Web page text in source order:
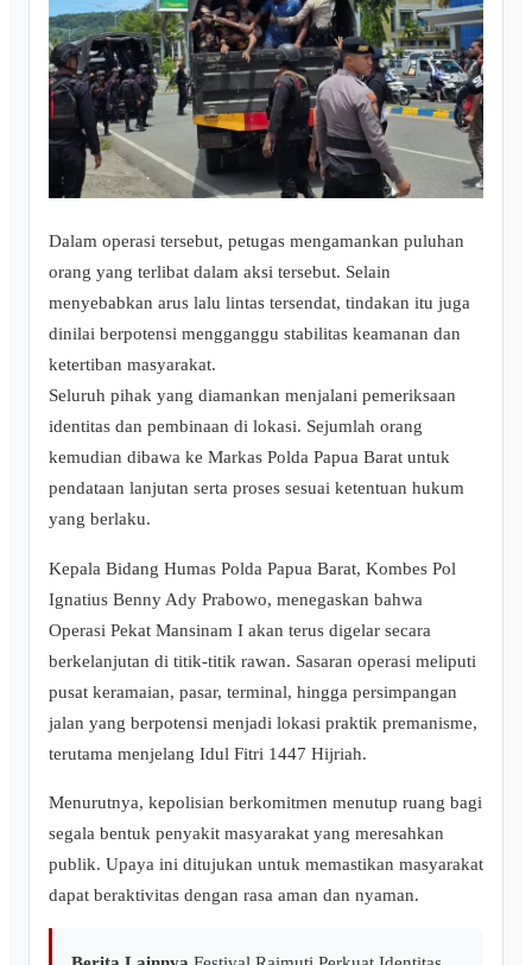
Dalam operasi tersebut, petugas mengamankan puluhan
orang yang terlibat dalam aksi tersebut. Selain
menyebabkan arus lalu lintas tersendat, tindakan itu juga
dinilai berpotensi mengganggu stabilitas keamanan dan
ketertiban masyarakat.
Seluruh pihak yang diamankan menjalani pemeriksaan
identitas dan pembinaan di lokasi. Sejumlah orang
kemudian dibawa ke Markas Polda Papua Barat untuk
pendataan lanjutan serta proses sesuai ketentuan hukum
yang berlaku.
Kepala Bidang Humas Polda Papua Barat, Kombes Pol
Ignatius Benny Ady Prabowo, menegaskan bahwa
Operasi Pekat Mansinam I akan terus digelar secara
berkelanjutan di titik-titik rawan. Sasaran operasi meliputi
pusat keramaian, pasar, terminal, hingga persimpangan
jalan yang berpotensi menjadi lokasi praktik premanisme,
terutama menjelang Idul Fitri 1447 Hijriah.
Menurutnya, kepolisian berkomitmen menutup ruang bagi
segala bentuk penyakit masyarakat yang meresahkan
publik. Upaya ini ditujukan untuk memastikan masyarakat
dapat beraktivitas dengan rasa aman dan nyaman.